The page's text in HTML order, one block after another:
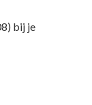
bij je